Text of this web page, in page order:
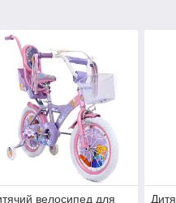
велосипед для